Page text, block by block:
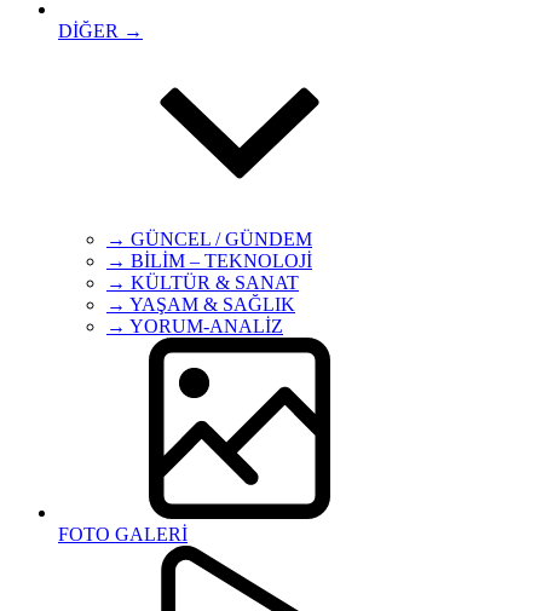
DİĞER →
→ GÜNCEL / GÜNDEM
→ BİLİM – TEKNOLOJİ
→ KÜLTÜR & SANAT
→ YAŞAM & SAĞLIK
→ YORUM-ANALİZ
FOTO GALERİ